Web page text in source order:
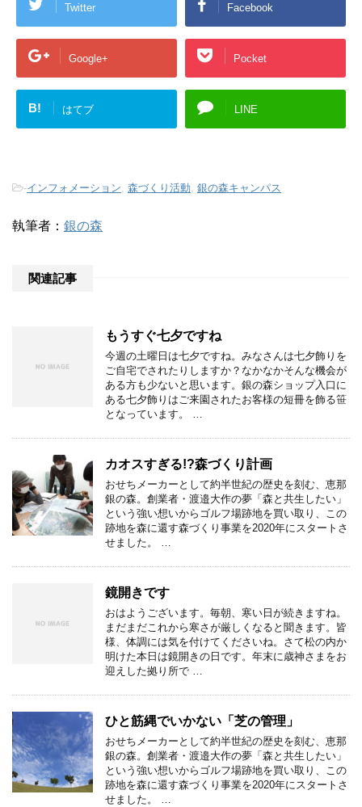
Twitter Facebook
Google+ Pocket
B! はてブ LINE
-インフォメーション, 森づくり活動, 銀の森キャンパス
執筆者： 銀の森
関連記事
もうすぐ七夕ですね
今週の土曜日は七夕ですね。みなさんは七夕飾りを
ご自宅でされたりしますか？なかなかそんな機会が
ある方も少ないと思います。銀の森ショップ入口に
ある七夕飾りはご来園されたお客様の短冊を飾る笹
となっています。 …
カオスすぎる!?森づくり計画
おせちメーカーとして約半世紀の歴史を刻む、恵那
銀の森。創業者・渡邉大作の夢「森と共生したい」
という強い想いからゴルフ場跡地を買い取り、この
跡地を森に還す森づくり事業を2020年にスタートさ
せました。 …
鏡開きです
おはようございます。毎朝、寒い日が続きますね。
まだまだこれから寒さが厳しくなると聞きます。皆
様、体調には気を付けてくださいね。さて松の内か
明けた本日は鏡開きの日です。年末に歳神さまをお
迎えした拠り所で …
ひと筋縄でいかない「芝の管理」
おせちメーカーとして約半世紀の歴史を刻む、恵那
銀の森。創業者・渡邉大作の夢「森と共生したい」
という強い想いからゴルフ場跡地を買い取り、この
跡地を森に還す森づくり事業を2020年にスタートさ
せました。 …